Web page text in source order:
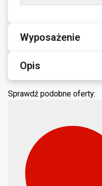
Wyposażenie
Opis
Sprawdź podobne oferty: